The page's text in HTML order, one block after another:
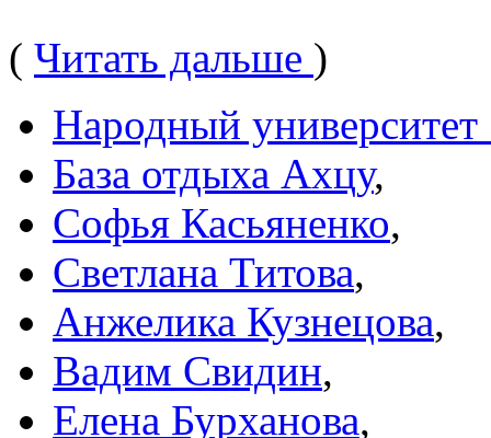
( Читать дальше )
Народный
База отдыха Ахцу,
Софья Касьяненко,
Светлана Титова,
Анжелика Кузнецова,
Вадим Свидин,
Елена Бурханова,